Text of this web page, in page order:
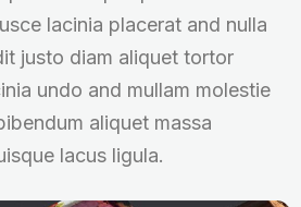
lacinia placerat and nulla
justo diam aliquet tortor
undo and mullam molestie
aliquet massa
lacus ligula.